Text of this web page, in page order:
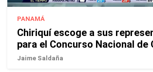
PANAMÁ
Chiriquí escoge a sus
para el Concurso Nacional de
Jaime Saldaña